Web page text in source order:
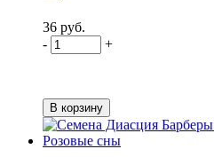
36 руб.
-
+